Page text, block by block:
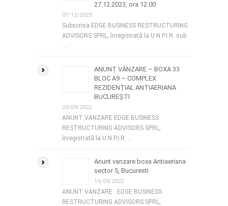
27.12.2023, ora 12:00
07/12/2023
Subscrisa EDGE BUSINESS RESTRUCTURING
ADVISORS SPRL, înregistrată la U.N.P.I.R. sub
…
ANUNȚ VÂNZARE – BOXA 33
BLOC A9 – COMPLEX
REZIDENȚIAL ANTIAERIANA
BUCUREȘTI
20/09/2022
ANUNT VANZARE EDGE BUSINESS
RESTRUCTURING ADVISORS SPRL,
înregistrată la U.N.P.I.R. …
Anunt vanzare boxa Antiaeriana
sector 5, Bucuresti
19/09/2022
ANUNT VANZARE EDGE BUSINESS
RESTRUCTURING ADVISORS SPRL,